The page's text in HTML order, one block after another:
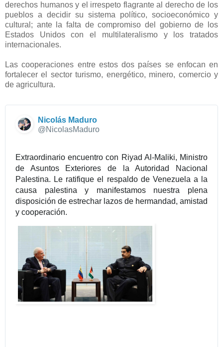
derechos humanos y el irrespeto flagrante al derecho de los
pueblos a decidir su sistema político, socioeconómico y
cultural; ante la falta de compromiso del gobierno de los
Estados Unidos con el multilateralismo y los tratados
internacionales.
Las cooperaciones entre estos dos países se enfocan en
fortalecer el sector turismo, energético, minero, comercio y
de agricultura.
Nicolás Maduro
@NicolasMaduro
Extraordinario encuentro con Riyad Al-Maliki, Ministro
de Asuntos Exteriores de la Autoridad Nacional
Palestina. Le ratifique el respaldo de Venezuela a la
causa palestina y manifestamos nuestra plena
disposición de estrechar lazos de hermandad, amistad
y cooperación.